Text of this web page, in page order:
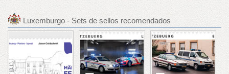
Luxemburgo - Sets de sellos recomendados